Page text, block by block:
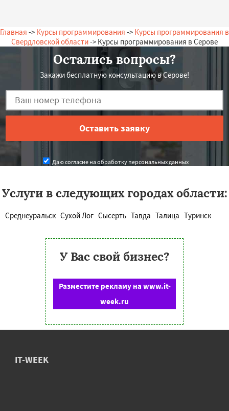
Главная -> Курсы программирования -> Курсы программирования в
Свердловской области-> Курсы программирования в Серове
Остались вопросы?
Закажи бесплатную консультацию в Серове!
Даю согласие на обработку персональных данных
Услуги в следующих городах области:
Среднеуральск Сухой Лог Сысерть Тавда Талица Туринск
У Вас свой бизнес?
Разместите рекламу на www.it-
week.ru
IT-WEEK